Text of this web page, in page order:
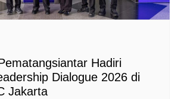
Hadiri
Dialogue 2026 di
Jakarta